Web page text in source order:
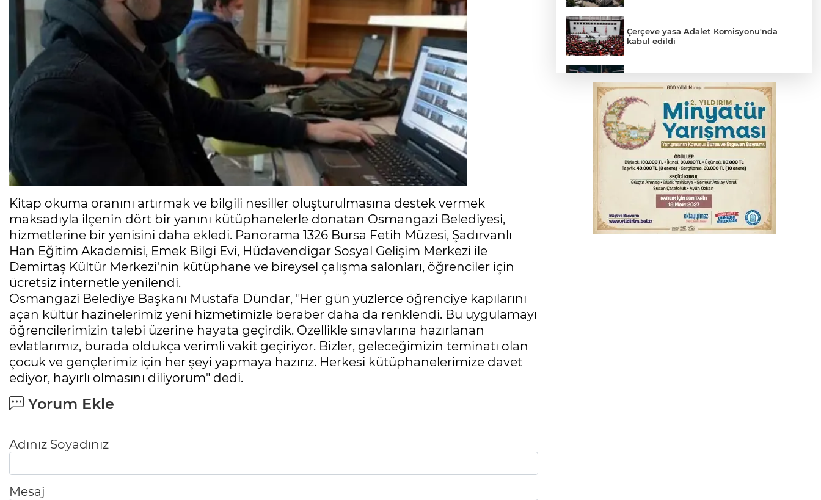
Kitap okuma oranını artırmak ve bilgili nesiller oluşturulmasına destek vermek
maksadıyla ilçenin dört bir yanını kütüphanelerle donatan Osmangazi Belediyesi,
hizmetlerine bir yenisini daha ekledi. Panorama 1326 Bursa Fetih Müzesi, Şadırvanlı
Han Eğitim Akademisi, Emek Bilgi Evi, Hüdavendigar Sosyal Gelişim Merkezi ile
Demirtaş Kültür Merkezi'nin kütüphane ve bireysel çalışma salonları, öğrenciler için
ücretsiz internetle yenilendi.
Osmangazi Belediye Başkanı Mustafa Dündar, "Her gün yüzlerce öğrenciye kapılarını
açan kültür hazinelerimiz yeni hizmetimizle beraber daha da renklendi. Bu uygulamayı
öğrencilerimizin talebi üzerine hayata geçirdik. Özellikle sınavlarına hazırlanan
evlatlarımız, burada oldukça verimli vakit geçiriyor. Bizler, geleceğimizin teminatı olan
çocuk ve gençlerimiz için her şeyi yapmaya hazırız. Herkesi kütüphanelerimize davet
ediyor, hayırlı olmasını diliyorum" dedi.
Yorum Ekle
Adınız Soyadınız
Mesaj
Çerçeve yasa Adalet Komisyonu'nda
kabul edildi
kişi tutuklandı
Büyükşehir Harmancık'ta da yolları
yeniliyor
İnegöl’de yangın paniği! Apartmana
sıçrayan alevler söndürüldü
Fetih coşkusu Keles'e taşındı